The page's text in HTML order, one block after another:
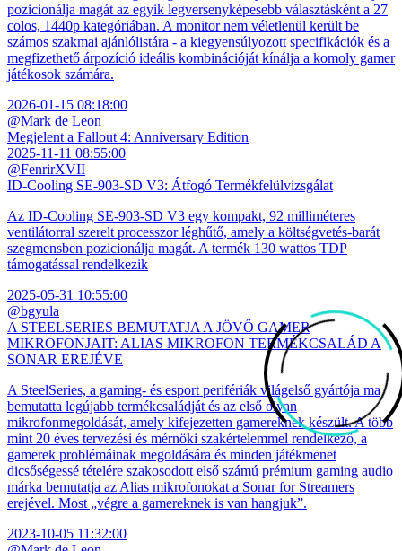
pozicionálja magát az egyik legversenyképesebb választásként a 27
colos, 1440p kategóriában. A monitor nem véletlenül került be
számos szakmai ajánlólistára - a kiegyensúlyozott specifikációk és a
megfizethető árpozíció ideális kombinációját kínálja a komoly gamer
játékosok számára.
2026-01-15 08:18:00
@Mark de Leon
Megjelent a Fallout 4: Anniversary Edition
2025-11-11 08:55:00
@FenrirXVII
ID-Cooling SE-903-SD V3: Átfogó Termékfelülvizsgálat
Az ID-Cooling SE-903-SD V3 egy kompakt, 92 milliméteres
ventilátorral szerelt processzor léghűtő, amely a költségvetés-barát
szegmensben pozicionálja magát. A termék 130 wattos TDP
támogatással rendelkezik
2025-05-31 10:55:00
@bgyula
A STEELSERIES BEMUTATJA A JÖVŐ GAMER
MIKROFONJAIT: ALIAS MIKROFON TERMÉKCSALÁD A
SONAR EREJÉVE
A SteelSeries, a gaming- és esport perifériák világelső gyártója ma
bemutatta legújabb termékcsaládját és az első olyan
mikrofonmegoldását, amely kifejezetten gamereknek készült. A több
mint 20 éves tervezési és mérnöki szakértelemmel rendelkező, a
gamerek problémáinak megoldására és minden játékmenet
dicsőségessé tételére szakosodott első számú prémium gaming audio
márka bemutatja az Alias mikrofonokat a Sonar for Streamers
erejével. Most „végre a gamereknek is van hangjuk”.
2023-10-05 11:32:00